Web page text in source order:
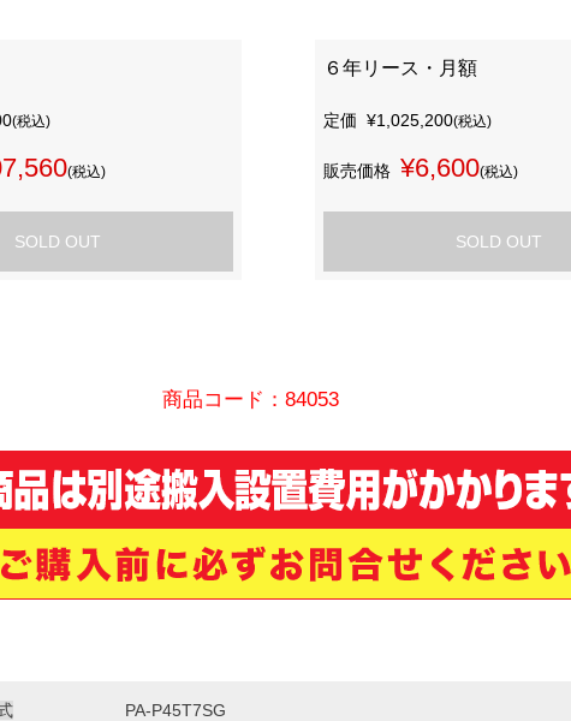
(税込)
(税込)
SOLD OUT
６年リース・月額
定価 ¥1,025,200(税込)
販売価格 ¥6,600(税込)
SOLD OUT
商品コード：84053
PA-P45T7SG